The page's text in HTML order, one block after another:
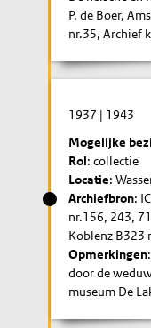
P. de Boer,
nr.35, Archief
1937 | 1943
Mogelijke
Rol: collectie
Locatie:
Archiefbron:
nr.156, 243,
Koblenz B323
Opmerkingen
door de
museum De